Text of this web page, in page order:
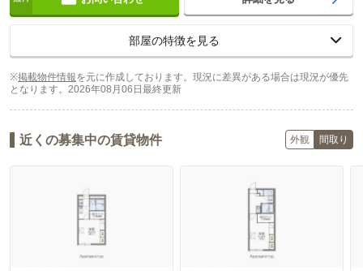
部屋の特徴を見る
※掲載物件情報を元に作成しております。現況に差異がある場合は現況が優先
となります。 2026年08月06日最終更新
近くの募集中の賃貸物件 外観 間取り